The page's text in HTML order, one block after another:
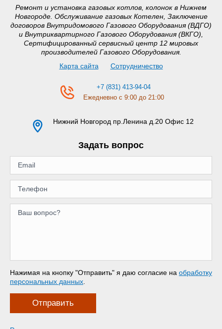
Ремонт и установка газовых котлов, колонок в Нижнем
Новгороде. Обслуживание газовых Котелен, Заключение
договоров Внутридомового Газового Оборудования (ВДГО)
и Внутриквартирного Газового Оборудования (ВКГО),
Сертифицированный сервисный центр 12 мировых
производителей Газового Оборудования.
Карта сайта
Сотрудничество
+7 (831) 413-94-04
Ежедневно с 9:00 до 21:00
Нижний Новгород пр.Ленина д.20 Офис 12
Задать вопрос
Нажимая на кнопку "Отправить" я даю согласие на обработку
персональных данных
Отправить